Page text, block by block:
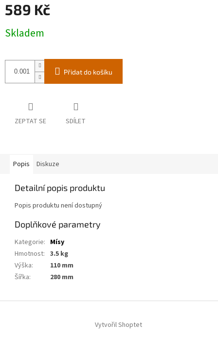
589 Kč
cena:
Skladem
Přidat do košíku
ZEPTAT SE SDÍLET
Popis Diskuze
Detailní popis produktu
Popis produktu není dostupný
Doplňkové parametry
Kategorie: Mísy
Hmotnost: 3.5 kg
Výška:
110 mm
Šířka: 280 mm
Vytvořil Shoptet